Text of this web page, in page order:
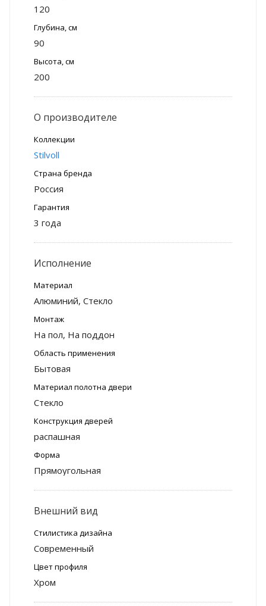
120
Глубина, см
90
Высота, см
200
О производителе
Коллекции
Stilvoll
Страна бренда
Россия
Гарантия
3 года
Исполнение
Материал
Алюминий, Стекло
Монтаж
На пол, На поддон
Область применения
Бытовая
Материал полотна двери
Стекло
Конструкция дверей
распашная
Форма
Прямоугольная
Внешний вид
Стилистика дизайна
Современный
Цвет профиля
Хром